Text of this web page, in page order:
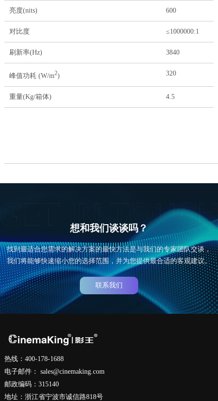
亮度(nits) 600
对比度 ≤1000000:1
刷新率(Hz) 3840
峰值功耗 (W/m2) 320
重量(Kg/箱体) 4.5
想和我们谈谈吗？
找到最适合您需求的解决方案的最快方法是与我们的专家团队交谈，
我们将能够快速缩小您的选择范围，并为您提供最合适的客观建议。
联系我们
热线：400-178-1688
电子邮件： sales@cinemaking.com
邮政编码：315140
地址：浙江省宁波市诚信路818号